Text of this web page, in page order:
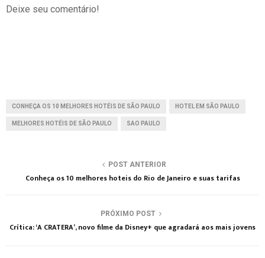
Deixe seu comentário!
CONHEÇA OS 10 MELHORES HOTÉIS DE SÃO PAULO HOTEL EM SÃO PAULO
MELHORES HOTÉIS DE SÃO PAULO SAO PAULO
POST ANTERIOR
Conheça os 10 melhores hoteis do Rio de Janeiro e suas tarifas
PRÓXIMO POST
Crítica: ‘A CRATERA’, novo filme da Disney+ que agradará aos mais jovens